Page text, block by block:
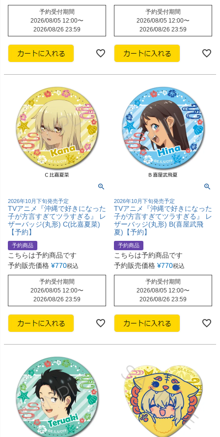
予約受付期間
2026/08/05 12:00〜
2026/08/26 23:59
予約受付期間
2026/08/05 12:00〜
2026/08/26 23:59
2026年10月下旬発売予定
TVアニメ『沖縄で好きになった
子が方言すぎてツラすぎる』 レ
ザーバッジ(丸形) C(比嘉夏菜)
【予約】
予約商品
こちらは予約商品です
予約販売価格 ¥770税込
予約受付期間
2026/08/05 12:00〜
2026/08/26 23:59
2026年10月下旬発売予定
TVアニメ『沖縄で好きになった
子が方言すぎてツラすぎる』 レ
ザーバッジ(丸形) B(喜屋武飛
夏)【予約】
予約商品
こちらは予約商品です
予約販売価格 ¥770税込
予約受付期間
2026/08/05 12:00〜
2026/08/26 23:59